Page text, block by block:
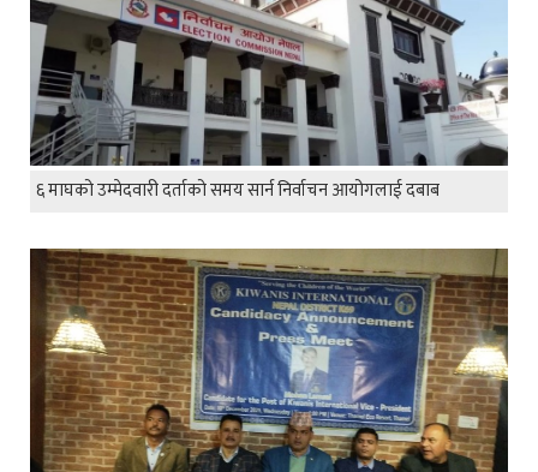
६ माघको उम्मेदवारी दर्ताको समय सार्न निर्वाचन आयोगलाई दबाब